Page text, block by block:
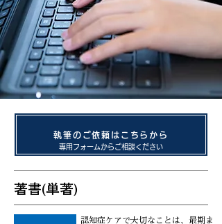
執筆のご依頼はこちらから
専用フォームからご相談ください
著書(単著)
認知症ケアで大切なことは、最期ま